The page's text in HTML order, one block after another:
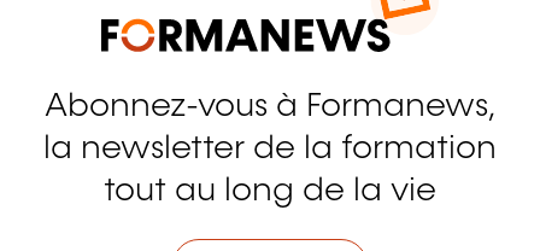
Abonnez-vous à Formanews,
la newsletter de la formation
tout au long de la vie